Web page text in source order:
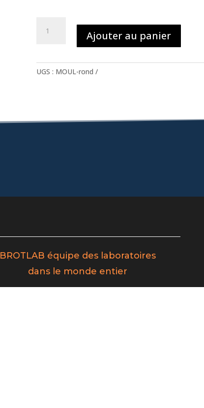
souples
Ajouter au panier
UGS : MOUL-rond
BROTLAB équipe des laboratoires
dans le monde entier